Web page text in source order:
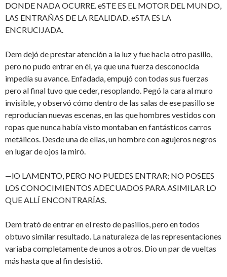
DONDE NADA OCURRE. eSTE ES EL MOTOR DEL MUNDO,
LAS ENTRAÑAS DE LA REALIDAD. eSTA ES LA
ENCRUCIJADA.
Dem dejó de prestar atención a la luz y fue hacia otro pasillo,
pero no pudo entrar en él, ya que una fuerza desconocida
impedía su avance. Enfadada, empujó con todas sus fuerzas
pero al final tuvo que ceder, resoplando. Pegó la cara al muro
invisible, y observó cómo dentro de las salas de ese pasillo se
reproducían nuevas escenas, en las que hombres vestidos con
ropas que nunca había visto montaban en fantásticos carros
metálicos. Desde una de ellas, un hombre con agujeros negros
en lugar de ojos la miró.
—lO LAMENTO, PERO NO PUEDES ENTRAR; NO POSEES
LOS CONOCIMIENTOS ADECUADOS PARA ASIMILAR LO
QUE ALLÍ ENCONTRARÍAS.
Dem trató de entrar en el resto de pasillos, pero en todos
obtuvo similar resultado. La naturaleza de las representaciones
variaba completamente de unos a otros. Dio un par de vueltas
más hasta que al fin desistió.